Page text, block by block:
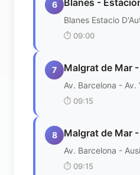
6 Blanes -
Blanes Estacio
⏱️ 09:00
7 Malgrat de Mar
Av. Barcelona -
⏱️ 09:15
8 Malgrat de Mar
Av. Barcelona -
⏱️ 09:15